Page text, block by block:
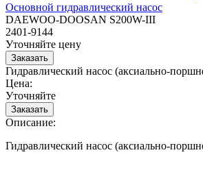
Основной гидравлический насос
DAEWOO-DOOSAN S200W-III
2401-9144
Уточняйте цену
Гидравлический насос (аксиально-
Цена:
Уточняйте
Описание:
Гидравлический насос (аксиально-